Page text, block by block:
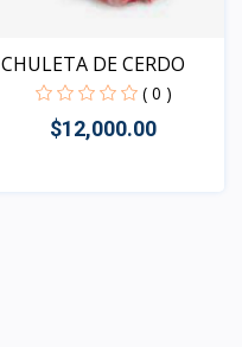
CHULETA DE CERDO
( 0 )
$12,000.00